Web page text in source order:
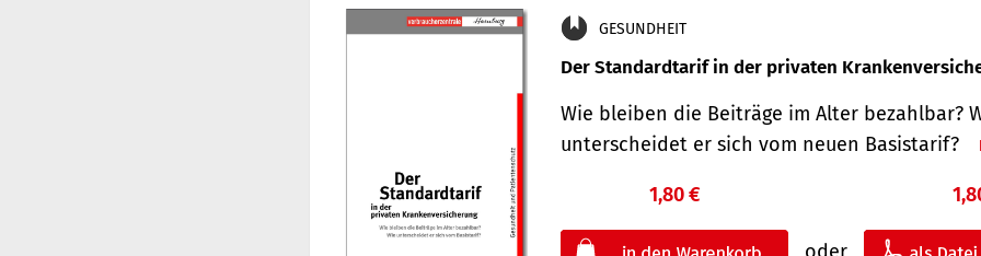
GESUNDHEIT
Der Standard­tarif in der privaten
Wie bleiben die Beiträge im Alter bezahlbar?
unterscheidet er sich vom neuen Basistarif?
1,80 €